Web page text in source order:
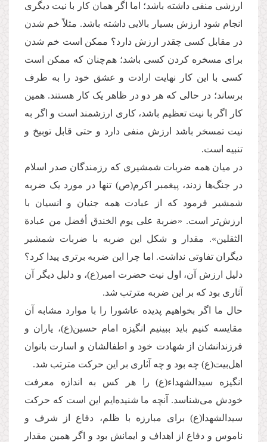
ارزشی منفی داشته باشد؛ اما اگر همان کار با نیت دیگری
انجام شود ارزش بسیار بالایی داشته باشد. مثلاً خم شدن
در مقابل كسی چقدر ارزش دارد؟ ممكن است خم شدن
برای مسخره کردن کسی باشد؛ هم‌چنان که ممكن است
کسی با این کار نهایت ارادت و عشق خود را به طرف
برساند؛ در حالی که هر دو در ظاهر یک کار هستند. همین
کار اگر با نیت تعظیم باشد، کاری ارزشمند است و اگر به
نیت تمسخر باشد ارزش منفی دارد و حتی قابل توبیخ و
تنبیه است.
در میان همه ضربات شمشیری که رزمندگان صدر اسلام
در جنگ‌ها زدند، پیغمبر اکرم(ص) تنها در مورد یک ضربه
شمشیر فرمود که از عبادت همه جنیان و انسیان با
ارزش‌تر است. «ضربة علی یوم الخندق أفضل من عبادة
الثقلین». مقدار و شكل این ضربه با ضربات شمشیر
دیگران تفاوتی نداشت. اما چرا این ضربه برتری پیدا كرد؟
دلیل ارزش آن، اول نیت حضرت امیر(ع)، و دلیل دیگر آن
آثاری بود که بر این ضربه مترتب شد.
حال ما اگر بخواهیم پدیده عاشورا را با موارد مشابه آن
مقایسه كنیم باید ببینیم انگیزه امام حسین(ع)، یاران و
فرزندانشان از شهادت خود و اطفالشان و اسارت بانوان
اهل‌بیت(ع) چه بود و چه آثاری بر این حركت مترتب شد.
انگیزه سیدالشهداء(ع) را هر كس به اندازه معرفت
خودش می‌‌شناسد. آنچه ما شنیده‌ایم این است که حركت
سیدالشهدا(ع) برای مبارزه با ظلم، دفاع از شرف و
ناموس و دفاع از اهداف و ایمانش بود و اگر همین مقدار